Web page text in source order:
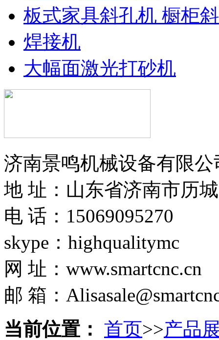
板式家具斜孔机 橱柜
焊接机
大幅面激光打砂机
济南景鸣机械设备有限公
地 址：山东省济南市历
电 话：15069095270
skype：highqualitymc
网 址：www.smartcnc.cn
邮 箱：
当前位置： 首页>>产品